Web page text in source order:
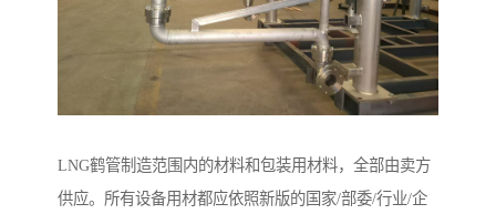
LNG鹤管制造范围内的材料和包装用材料，全部由卖方
供应。所有设备用材都应依照新版的国家/部委/行业/企